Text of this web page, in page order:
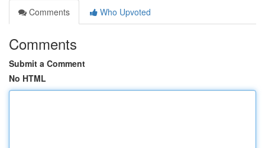
Comments
Who Upvoted
Comments
Submit a Comment
No HTML